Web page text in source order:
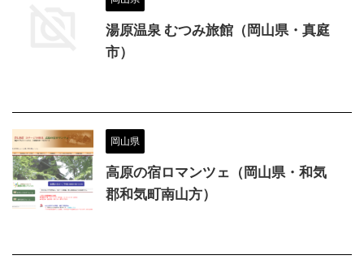
湯原温泉 むつみ旅館（岡山県・真庭
市）
岡山県
高原の宿ロマンツェ（岡山県・和気
郡和気町南山方）